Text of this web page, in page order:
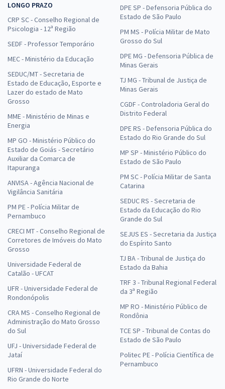
LONGO PRAZO
CRP SC - Conselho Regional de
Psicologia - 12ª Região
SEDF - Professor Temporário
MEC - Ministério da Educação
SEDUC/MT - Secretaria de
Estado de Educação, Esporte e
Lazer do estado de Mato
Grosso
MME - Ministério de Minas e
Energia
MP GO - Ministério Público do
Estado de Goiás - Secretário
Auxiliar da Comarca de
Itapuranga
ANVISA - Agência Nacional de
Vigilância Sanitária
PM PE - Polícia Militar de
Pernambuco
CRECI MT - Conselho Regional de
Corretores de Imóveis do Mato
Grosso
Universidade Federal de
Catalão - UFCAT
UFR - Universidade Federal de
Rondonópolis
CRA MS - Conselho Regional de
Administração do Mato Grosso
do Sul
UFJ - Universidade Federal de
Jataí
UFRN - Universidade Federal do
Rio Grande do Norte
DPE SP - Defensoria Pública do
Estado de São Paulo
PM MS - Polícia Militar de Mato
Grosso do Sul
DPE MG - Defensoria Pública de
Minas Gerais
TJ MG - Tribunal de Justiça de
Minas Gerais
CGDF - Controladoria Geral do
Distrito Federal
DPE RS - Defensoria Pública do
Estado do Rio Grande do Sul
MP SP - Ministério Público do
Estado de São Paulo
PM SC - Polícia Militar de Santa
Catarina
SEDUC RS - Secretaria de
Estado da Educação do Rio
Grande do Sul
SEJUS ES - Secretaria da Justiça
do Espírito Santo
TJ BA - Tribunal de Justiça do
Estado da Bahia
TRF 3 - Tribunal Regional Federal
da 3ª Região
MP RO - Ministério Público de
Rondônia
TCE SP - Tribunal de Contas do
Estado de São Paulo
Politec PE - Polícia Científica de
Pernambuco